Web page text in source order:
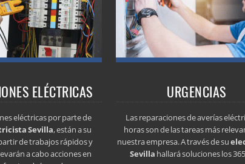
ELÉCTRICAS
eléctricas por parte de
Sevilla, están a su
de trabajos rápidos y
a cabo acciones en
URGENCIAS
Las reparaciones de averías
horas son de las tareas más
nuestra empresa. A través de su
Sevilla hallará soluciones los